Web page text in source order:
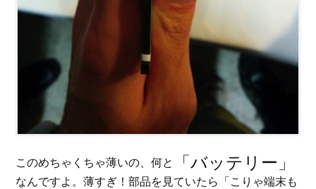
このめちゃくちゃ薄いの、何と 「バッテリー」
なんですよ。薄すぎ！部品を見ていたら「こりゃ端末も